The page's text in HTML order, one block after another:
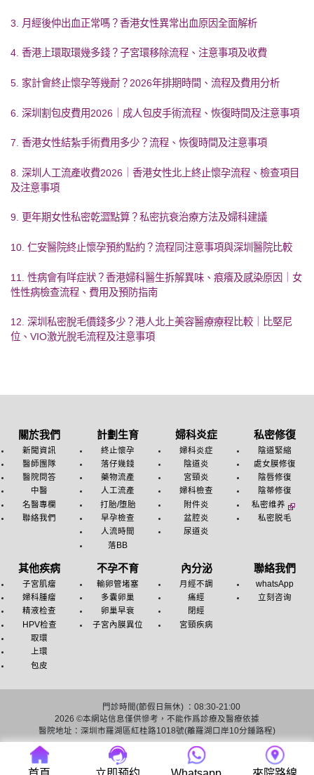
3. 月經後仲出血正常嗎？香港女性異常出血原因全面解析
4. 香港上環取環幾多錢？子宮環移除流程、注意事項及收費
5. 家計會終止懷孕等幾耐？2026年排期時間、流程及費用分析
6. 深圳割包皮費用2026｜成人包皮手術流程、恢復時間及注意事項
7. 香港女性結紮手術費用多少？流程、恢復時間及注意事項
8. 深圳人工流產收費2026｜香港女性北上終止懷孕流程、檢查項目
及注意事項
9. 更年期女性私密乾澀點算？私密抗衰治療方法及婦科建議
10. 仁安醫院終止懷孕預約點約？流程同注意事項與深圳醫院比較
11. 性病會有咩症狀？香港婦科醫生拆解異味、痕癢及感染原因｜女
性性病檢查流程、費用及預防指南
12. 深圳私密脫毛價錢多少？港人北上美容醫療療程比較｜比堅尼
位、VIO激光脫毛流程及注意事項
關於我們
新聞資訊
醫師團隊
醫院問答
中醫
名醫專欄
聯絡我們
計劃生育
終止懷孕
落仔幾錢
藥物流產
人工流產
打胎/堕胎
早孕檢查
人流時間
落BB
婦科炎症
婦科炎症
陰道炎
宮頸炎
婦科檢查
附件炎
盆腔炎
尿道炎
私密修復
陰道緊縮
處女膜修復
陰唇修復
陰蒂修復
私密维养
私密脱毛
其他疾病
子宮肌瘤
婦科腫瘤
精液检查
HPV检查
取環
上環
包皮
不孕不育
輸卵管堵塞
多囊卵巢
卵巢早衰
子宮內膜異位
內分泌
月經不調
痛經
閉經
宮頸疾病
聯絡我們
whatsApp
立刻咨询
2026 ©
門診時間(節假日無休) ：08:30-21:00
本網站信息僅供慘考，不能作爲診療及醫療依據
醫院地址：深圳市羅湖區紅桂路1018號(離羅湖口岸10分鍾路程)
友情链接： 深圳人流医院 深圳終止懷孕醫院